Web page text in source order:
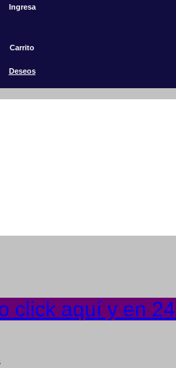
Ingresa
Carrito
Deseos
click aquí y en